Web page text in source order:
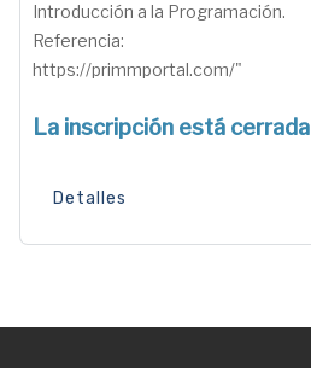
Introducción a la Programación.
Referencia:
https://primmportal.com/"
La inscripción está cerrada
Detalles